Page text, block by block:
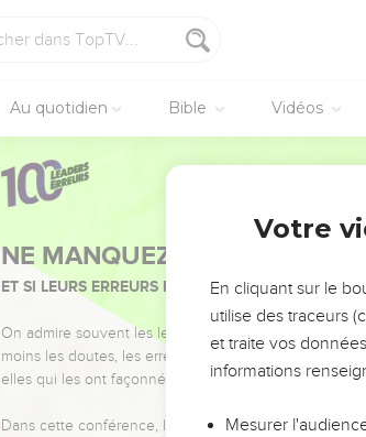
Au quotidien Bible Vidéos
NE MANQUEZ PAS
ET SI LEURS ERREURS POUVAIENT VOUS ÉVITER
On admire souvent les leaders pour leurs réussites,
moins les doutes, les erreurs et les saisons difficiles
elles qui les ont façonnés.
Dans cette conférence, leaders, entrepreneurs, et
Votre
En cliquant sur le
utilise des traceurs
et traite vos
informations
Mesurer